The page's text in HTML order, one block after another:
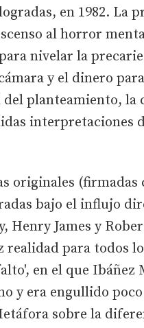
en 1982. La
al horror
nivelar la
y el dinero
planteamiento, la
interpretaciones
originales (firmadas
bajo el influjo
Henry James y
realidad para todos
en el que Ibáñez
y era engullido
sobre la